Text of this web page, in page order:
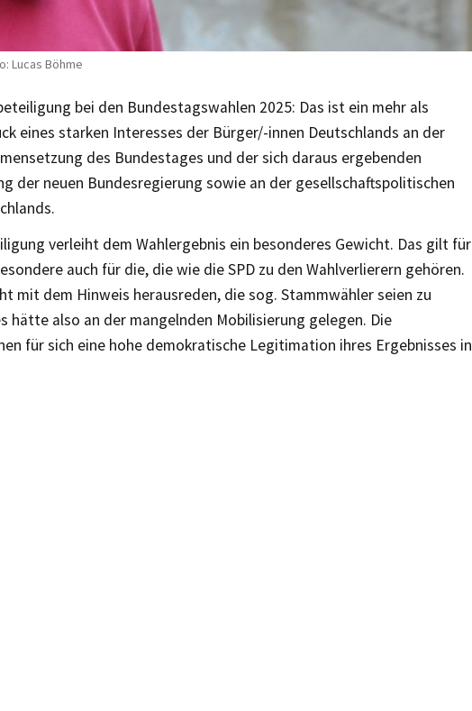
Lucas Böhme
bei den Bundestagswahlen 2025: Das ist ein mehr als
eines starken Interesses der Bürger/-innen Deutschlands an der
des Bundestages und der sich daraus ergebenden
der neuen Bundesregierung sowie an der gesellschaftspolitischen
verleiht dem Wahlergebnis ein besonderes Gewicht. Das gilt für
auch für die, die wie die SPD zu den Wahlverlierern gehören.
mit dem Hinweis herausreden, die sog. Stammwähler seien zu
hätte also an der mangelnden Mobilisierung gelegen. Die
für sich eine hohe demokratische Legitimation ihres Ergebnisses in